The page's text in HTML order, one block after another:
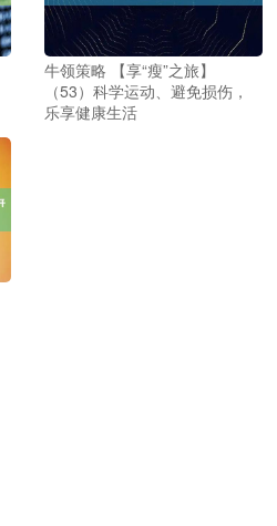
牛领策略 【享“瘦”之旅】
（53）科学运动、避免损伤，
乐享健康生活